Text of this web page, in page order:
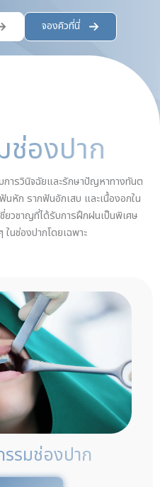
จองคิวที่นี่
องปาก
การวินิจฉัยและรักษาปัญหาทางทันต
หัก รากฟันอักเสบ และเนื้องอกใน
วชาญที่ได้รับการฝึกฝนเป็นพิเศษ
นช่องปากโดยเฉพาะ
รมช่องปาก